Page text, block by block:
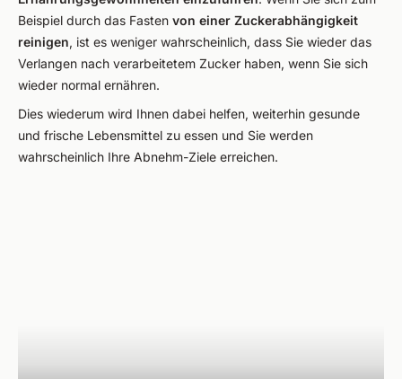
Beispiel durch das Fasten von einer Zuckerabhängigkeit
reinigen, ist es weniger wahrscheinlich, dass Sie wieder das
Verlangen nach verarbeitetem Zucker haben, wenn Sie sich
wieder normal ernähren.
Dies wiederum wird Ihnen dabei helfen, weiterhin gesunde
und frische Lebensmittel zu essen und Sie werden
wahrscheinlich Ihre Abnehm-Ziele erreichen.